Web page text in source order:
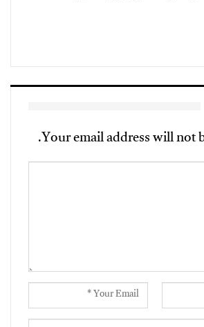
Your email address will not